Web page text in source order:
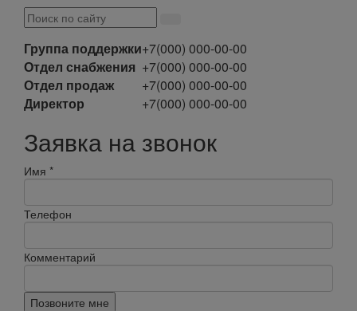
Группа поддержки+7(000) 000-00-00
Отдел снабжения +7(000) 000-00-00
Отдел продаж
+7(000) 000-00-00
Директор
+7(000) 000-00-00
Заявка на звонок
Имя *
Телефон
Комментарий
Позвоните мне